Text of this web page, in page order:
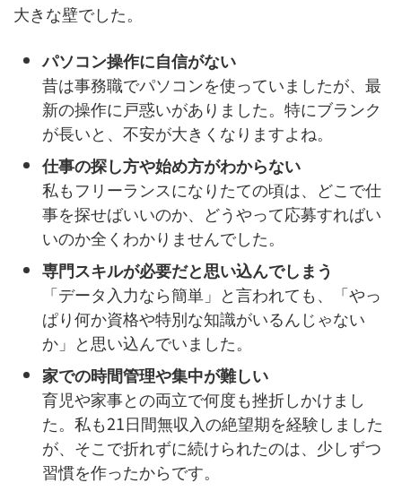
大きな壁でした。
パソコン操作に自信がない
昔は事務職でパソコンを使っていましたが、最
新の操作に戸惑いがありました。特にブランク
が長いと、不安が大きくなりますよね。
仕事の探し方や始め方がわからない
私もフリーランスになりたての頃は、どこで仕
事を探せばいいのか、どうやって応募すればい
いのか全くわかりませんでした。
専門スキルが必要だと思い込んでしまう
「データ入力なら簡単」と言われても、「やっ
ぱり何か資格や特別な知識がいるんじゃない
か」と思い込んでいました。
家での時間管理や集中が難しい
育児や家事との両立で何度も挫折しかけまし
た。私も21日間無収入の絶望期を経験しました
が、そこで折れずに続けられたのは、少しずつ
習慣を作ったからです。